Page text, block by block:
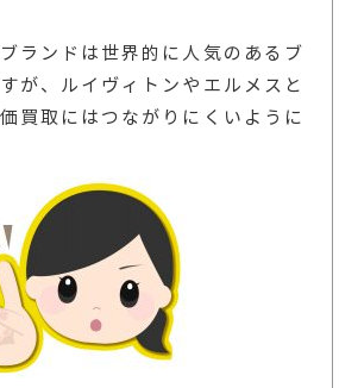
ランドは世界的に人気のあるブ
が、ルイヴィトンやエルメスと
買取にはつながりにくいように